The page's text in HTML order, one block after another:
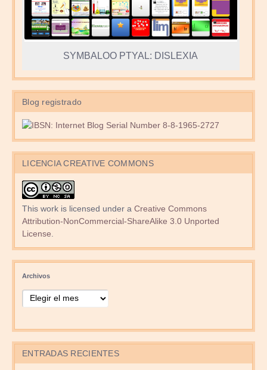
SYMBALOO PTYAL: DISLEXIA
Blog registrado
LICENCIA CREATIVE COMMONS
This work is licensed under a Creative Commons
Attribution-NonCommercial-ShareAlike 3.0 Unported
License.
Archivos
ENTRADAS RECIENTES